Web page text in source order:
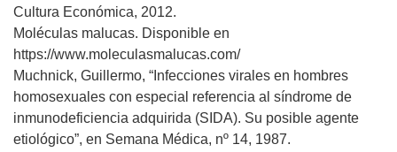
Cultura Económica, 2012.
Moléculas malucas. Disponible en
https://www.moleculasmalucas.com/
Muchnick, Guillermo, “Infecciones virales en hombres
homosexuales con especial referencia al síndrome de
inmunodeficiencia adquirida (SIDA). Su posible agente
etiológico”, en Semana Médica, nº 14, 1987.